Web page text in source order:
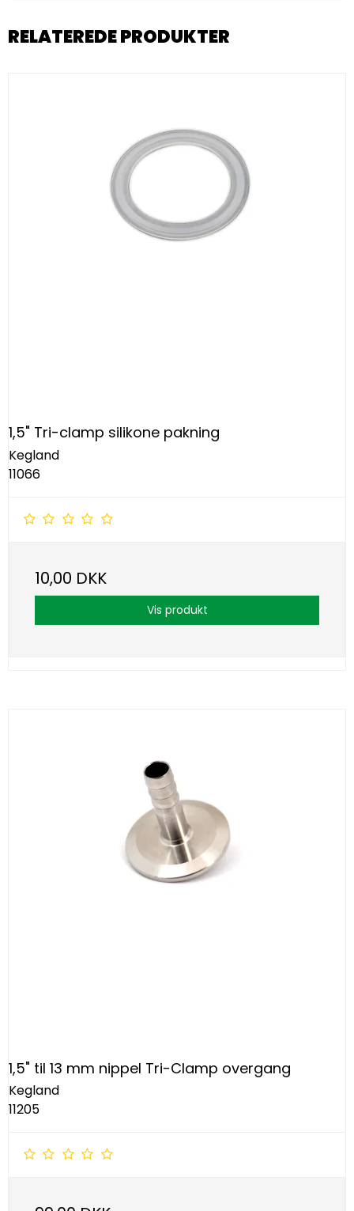
RELATEREDE PRODUKTER
1,5" Tri-clamp silikone pakning
Kegland
11066
10,00 DKK
Vis produkt
1,5" til 13 mm nippel Tri-Clamp overgang
Kegland
11205